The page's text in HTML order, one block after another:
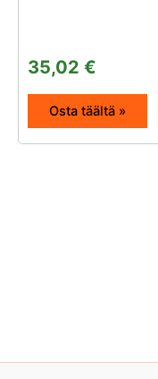
35,02 €
Osta täältä »